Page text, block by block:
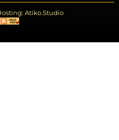
Atiko.Studio